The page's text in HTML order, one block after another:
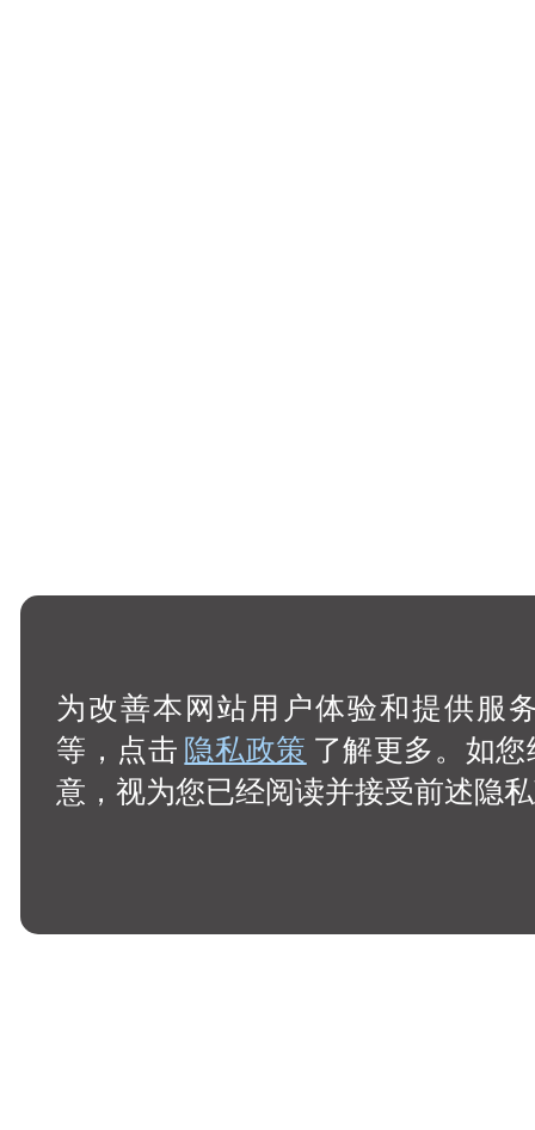
为改善本网站用户体验和提供服
等，点击隐私政策 了解更多。如
意，视为您已经阅读并接受前述隐